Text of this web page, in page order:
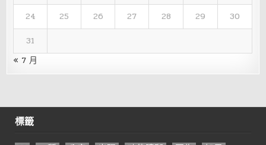
24
25 26 27 28 29
30
31
« 7 月
標籤